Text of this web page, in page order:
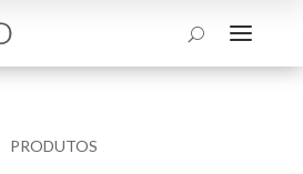
U a
PRODUTOS